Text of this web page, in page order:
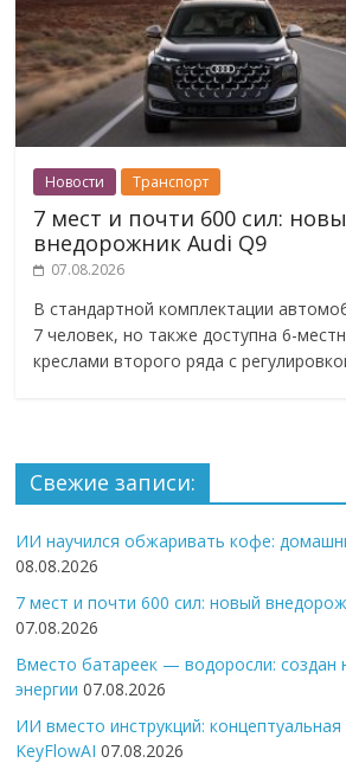
Новости Транспорт
7 мест и почти 600 сил:
внедорожник Audi Q9
07.08.2026
В стандартной комплектации
7 человек, но также доступна 6-
креслами второго ряда с
Свежие записи:
ИИ научился обжаривать кофе:
08.08.2026
7 мест и почти 600 сил: новый
07.08.2026
Вместо батареек — водоросли: создан
энергии 07.08.2026
ИИ вместо инструкций: концептуальная
KeyFlowAI 07.08.2026